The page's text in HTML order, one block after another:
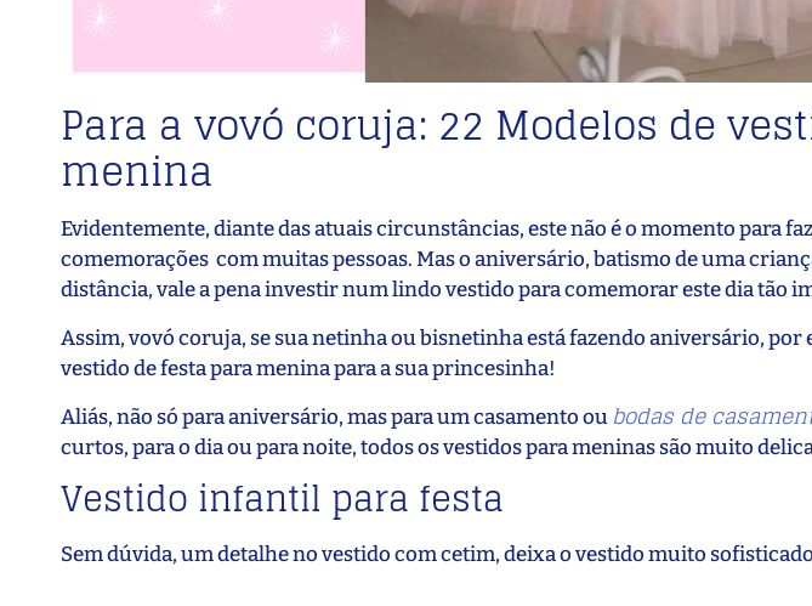
Para a vovó coruja: 22 Modelos de
menina
Evidentemente, diante das atuais circunstâncias, este não é o momento para
comemorações com muitas pessoas. Mas o aniversário, batismo de uma
distância, vale a pena investir num lindo vestido para comemorar este dia tão
Assim, vovó coruja, se sua netinha ou bisnetinha está fazendo aniversário,
vestido de festa para menina para a sua princesinha!
Aliás, não só para aniversário, mas para um casamento oubodas de
curtos, para o dia ou para noite, todos os vestidos para meninas são muito
Vestido infantil para festa
Sem dúvida, um detalhe no vestido com cetim, deixa o vestido muito